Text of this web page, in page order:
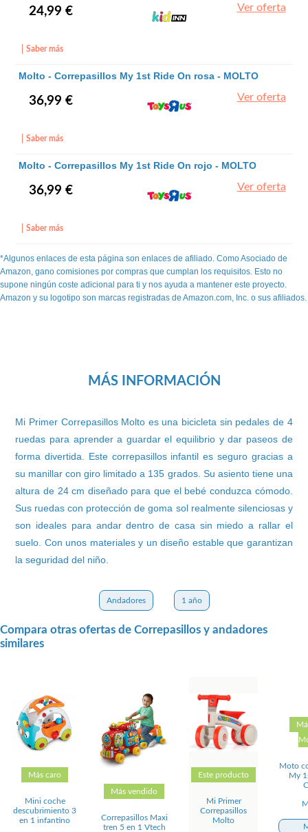
Saber más
24,99 € Ver oferta
Molto - Correpasillos My 1st Ride On rosa - MOLTO
Saber más
36,99 € Ver oferta
Molto - Correpasillos My 1st Ride On rojo - MOLTO
Saber más
36,99 € Ver oferta
*Algunos enlaces de esta página son enlaces de afiliado. Como Asociado de
Amazon, gano comisiones por compras que cumplan los requisitos. Esto no
supone ningún coste adicional para ti y nos ayuda a mantener este proyecto.
Amazon y su logotipo son marcas registradas de Amazon.com, Inc. o sus afiliados.
MÁS INFORMACIÓN
Mi Primer Correpasillos Molto es una bicicleta sin pedales de 4
ruedas para aprender a guardar el equilibrio y dar paseos de
forma divertida. Este correpasillos infantil es seguro gracias a
su manillar con giro limitado a 135 grados. Su asiento tiene una
altura de 24 cm diseñado para que el bebé conduzca cómodo.
Sus ruedas con protección de goma sol realmente silenciosas y
son ideales para andar dentro de casa sin miedo a rallar el
suelo. Con unos materiales y un diseño estable que garantizan
la seguridad del niño.
Andadores 1 año
Compara otras ofertas de Correpasillos y andadores
similares
Más caro
Mini coche
descubrimiento 3
en 1 infantino
Más vendido
Correpasillos Maxi
tren 5 en 1 Vtech
Este producto
Mi Primer
Correpasillos
Molto
Moto
My